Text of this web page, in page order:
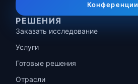
Конференции
РЕШЕНИЯ
Заказать исследование
Услуги
Готовые решения
Отрасли